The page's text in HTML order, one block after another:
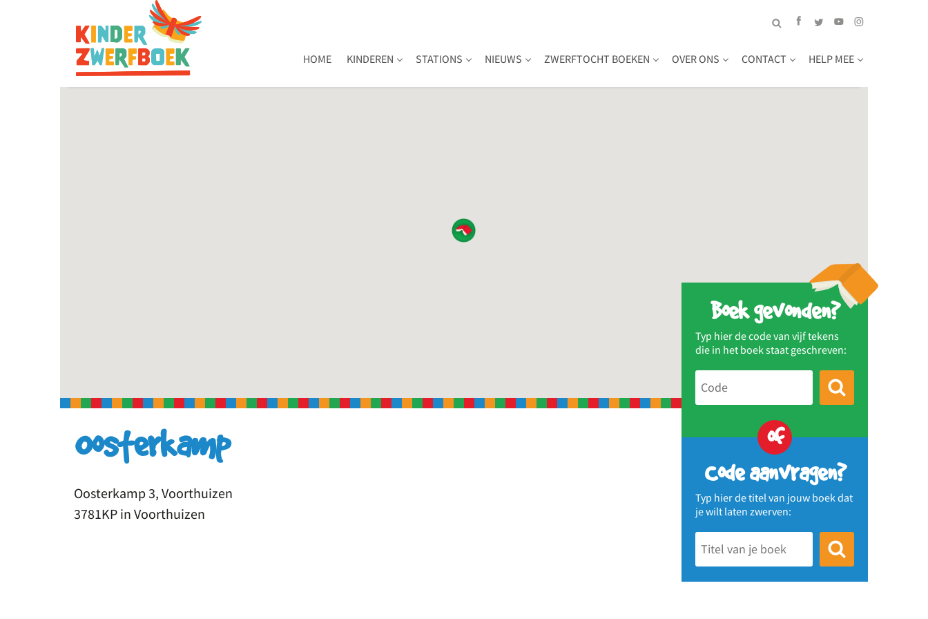
HOME KINDEREN STATIONS NIEUWS ZWERFTOCHT BOEKEN OVER ONS CONTACT HELP MEE
Boek gevonden?
Typ hier de code van vijf tekens
die in het boek staat geschreven:
of
Code aanvragen?
Typ hier de titel van jouw boek dat
je wilt laten zwerven:
Oosterkamp
Oosterkamp 3, Voorthuizen
3781KP in Voorthuizen